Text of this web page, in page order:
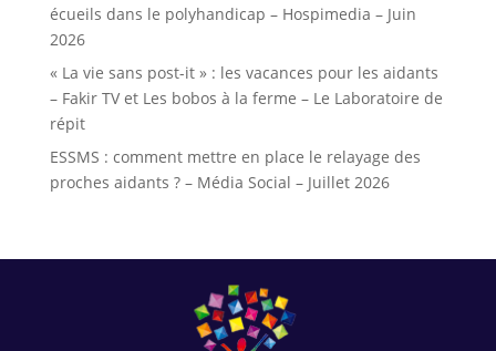
écueils dans le polyhandicap – Hospimedia – Juin
2026
« La vie sans post-it » : les vacances pour les aidants
– Fakir TV et Les bobos à la ferme – Le Laboratoire de
répit
ESSMS : comment mettre en place le relayage des
proches aidants ? – Média Social – Juillet 2026